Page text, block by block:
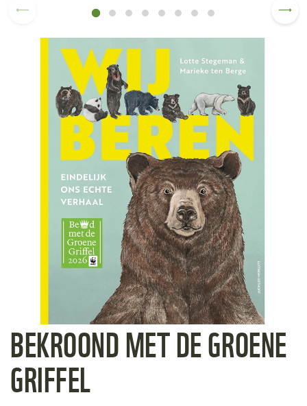
BEKROOND MET DE GROENE
GRIFFEL